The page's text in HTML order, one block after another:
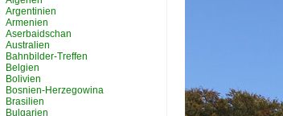
Argentinien
Armenien
Aserbaidschan
Australien
Bahnbilder-Treffen
Belgien
Bolivien
Bosnien-Herzegowina
Brasilien
Bulgarien